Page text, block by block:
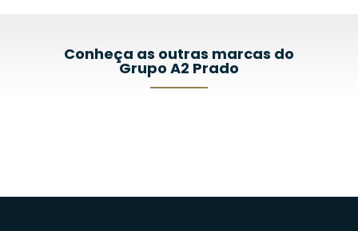
Conheça as outras marcas do
Grupo A2 Prado